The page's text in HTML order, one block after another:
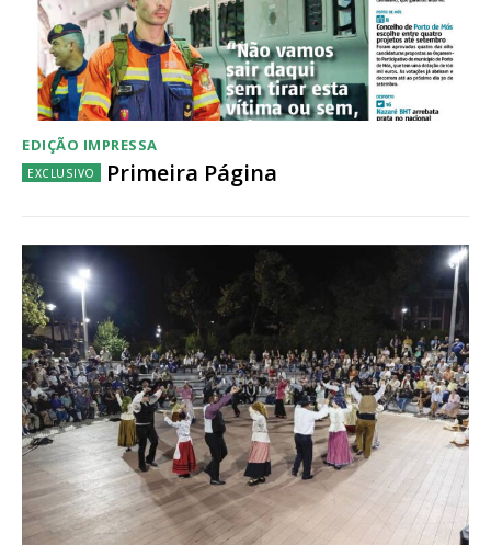
EDIÇÃO IMPRESSA
Primeira Página